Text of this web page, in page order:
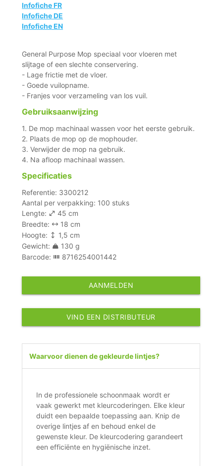
Infofiche FR
Infofiche DE
Infofiche EN
General Purpose Mop speciaal voor vloeren met
slijtage of een slechte conservering.
- Lage frictie met de vloer.
- Goede vuilopname.
- Franjes voor verzameling van los vuil.
Gebruiksaanwijzing
1. De mop machinaal wassen voor het eerste gebruik.
2. Plaats de mop op de mophouder.
3. Verwijder de mop na gebruik.
4. Na afloop machinaal wassen.
Specificaties
Referentie: 3300212
Aantal per verpakking: 100 stuks
Lengte:
45 cm
Breedte:
18 cm
Hoogte:
1,5 cm
Gewicht:
130 g
Barcode:
8716254001442
AANMELDEN
VIND EEN DISTRIBUTEUR
Waarvoor dienen de gekleurde lintjes?
In de professionele schoonmaak wordt er
vaak gewerkt met kleurcoderingen. Elke kleur
duidt een bepaalde toepassing aan. Knip de
overige lintjes af en behoud enkel de
gewenste kleur. De kleurcodering garandeert
een efficiënte en hygiënische inzet.